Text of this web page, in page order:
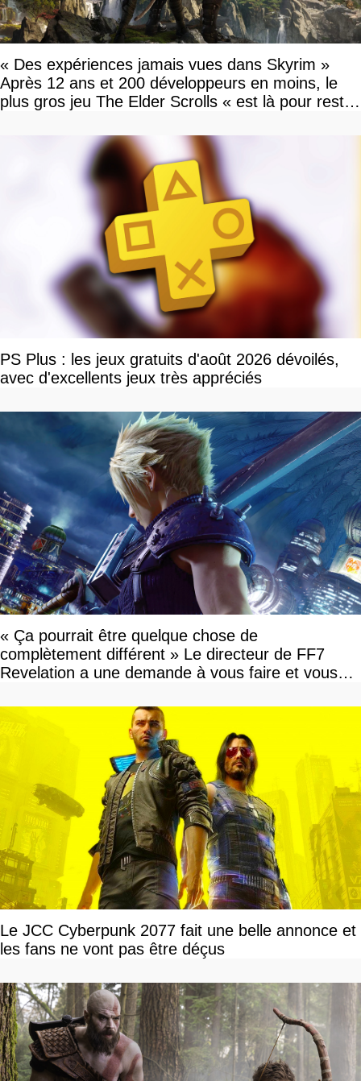
« Des expériences jamais vues dans Skyrim »
Après 12 ans et 200 développeurs en moins, le
plus gros jeu The Elder Scrolls « est là pour rester
PS Plus : les jeux gratuits d'août 2026 dévoilés,
avec d'excellents jeux très appréciés
« Ça pourrait être quelque chose de
complètement différent » Le directeur de FF7
Revelation a une demande à vous faire et vous
Le JCC Cyberpunk 2077 fait une belle annonce et
les fans ne vont pas être déçus